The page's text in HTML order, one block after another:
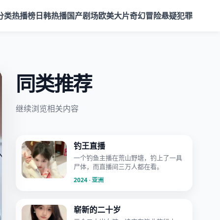
类热播榜日韩热播国产剧场欧美大片奇幻冒险悬疑犯罪
同类推荐
继续浏览相关内容
钓王直播
一个钓鱼主播在荒山野塘，钓上了一具
尸体，而直播间三万人都在看。
2024 · 亚洲
崭新的二十岁